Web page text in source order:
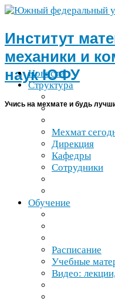
Институт
механики и
наукЮФУ
Учись на мехмате и будь
Новости
Структура
Мехмат
Дирекция
Кафедры
Сотрудники
Обучение
Расписание
Учебные
Видео: